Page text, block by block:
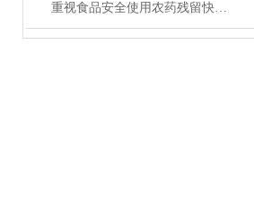
重视食品安全使用农药残留快速检测仪